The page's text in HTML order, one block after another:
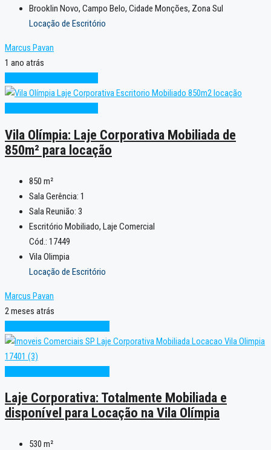
Brooklin Novo, Campo Belo, Cidade Monções, Zona Sul
Locação de Escritório
Marcus Pavan
1 ano atrás
Vila Olímpia: Laje Corporativa Mobiliada de
850m² para locação
850 m²
Sala Gerência: 1
Sala Reunião: 3
Escritório Mobiliado, Laje Comercial
Cód.: 17449
Vila Olimpia
Locação de Escritório
Marcus Pavan
2 meses atrás
Laje Corporativa: Totalmente Mobiliada e
disponível para Locação na Vila Olímpia
530 m²